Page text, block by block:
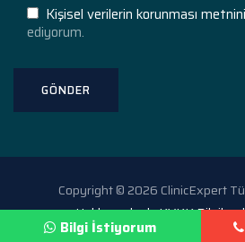
Kişisel verilerin korunması metnini
ediyorum.
Copyright © 2026 ClinicExpert
Hakkımızda
KVKK
Bilgi İstiyorum